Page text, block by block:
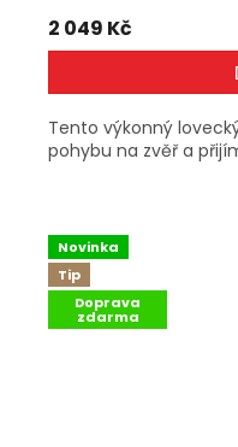
2 049 Kč
Tento výkonný
pohybu na zvěř a
Novinka
Tip
Doprava
zdarma